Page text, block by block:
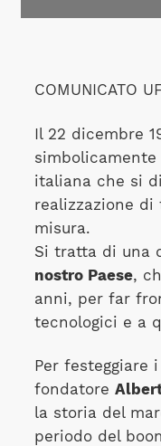
COMUNICATO
Il 22 dicembre
simbolicamente
italiana che si
realizzazione di
misura.
Si tratta di una
nostro Paese,
anni, per far
tecnologici e a
Per festeggiare
fondatore
la storia del
periodo del